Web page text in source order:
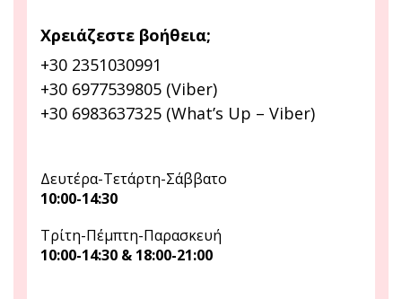
Χρειάζεστε βοήθεια;
+30 2351030991
+30 6977539805 (Viber)
+30 6983637325 (What’s Up – Viber)
Δευτέρα-Τετάρτη-Σάββατο
10:00-14:30
Τρίτη-Πέμπτη-Παρασκευή
10:00-14:30 & 18:00-21:00